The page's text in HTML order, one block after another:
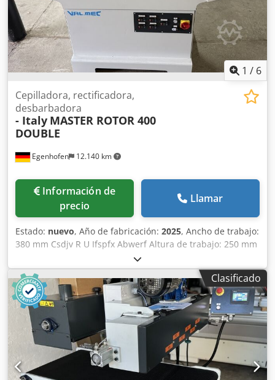
1 / 6
Egenhofen 12.140 km
Cepilladora, rectificadora,
desbarbadora
- Italy MASTER ROTOR 400
DOUBLE
Información de
precio
Llamar
Estado: nuevo, Año de fabricación: 2025, Ancho de trabajo:
380 mm Csdjv R U Ifspfx Abwerf Altura de trabajo: 250 mm
1. Unidad, grupo rotor: grupo de 2 cepillos rotores
oscilantes, Ø 200 por cepillo, un motor de 1,5 kW,
accionamiento Vario 2. Unidad, grupo rotor: grupo de 2
cepillos de rotor oscilantes, Ø 200 por cepillo, un motor de
1,5 kW, accionamiento Vario ambas unidades con
oscilación: sí Ajuste de altura: volante Visualización de
altitud: contador mecánico Velocidad de avance: 1 - 6
m/min Alimentación de potencia del motor: 0,37 kW
Aspirar alfombras: sí Longitud de la máquina: 1400 mm
Ancho de la máquina: 900 mm Peso: 500 kg
Clasificado